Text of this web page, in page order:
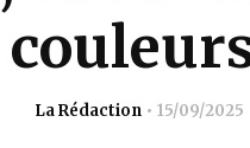
La Rédaction 15/09/2025